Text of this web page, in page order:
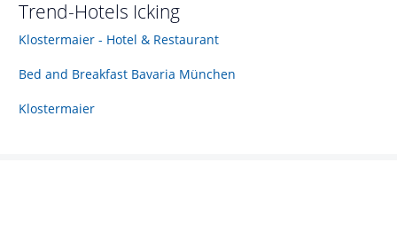
Trend-Hotels Icking
Klostermaier - Hotel & Restaurant
Bed and Breakfast Bavaria München
Klostermaier